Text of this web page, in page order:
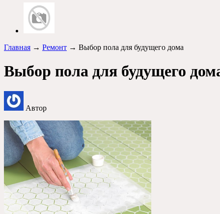
Главная → Ремонт → Выбор пола для будущего дома
Выбор пола для будущего
Автор